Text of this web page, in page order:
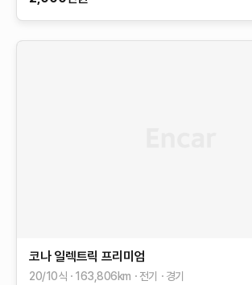
코나 일렉트릭 프리미엄
20/10식 163,806km 전기 경기